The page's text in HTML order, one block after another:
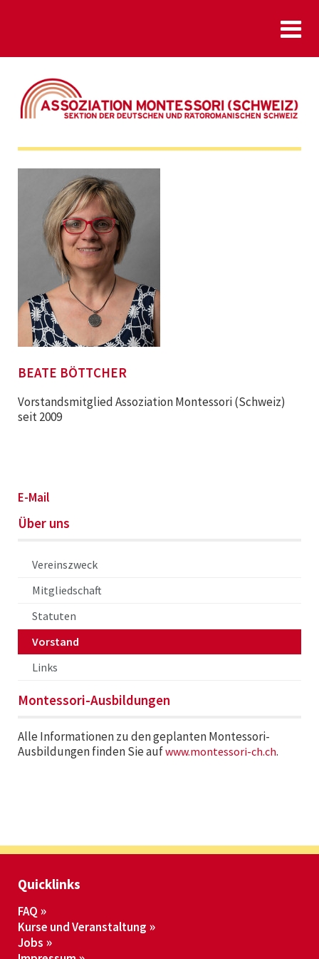
BEATE BÖTTCHER
Vorstandsmitglied Assoziation Montessori (Schweiz)
seit 2009
E-Mail
Über uns
Vereinszweck
Mitgliedschaft
Statuten
Vorstand
Links
Montessori-Ausbildungen
Alle Informationen zu den geplanten Montessori-
Ausbildungen finden Sie aufwww.montessori-ch.ch.
Quicklinks
FAQ
Kurse und Veranstaltung
Jobs